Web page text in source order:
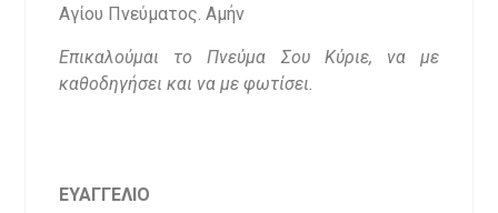
Αγίου Πνεύματος. Αμήν
Επικαλούμαι το Πνεύμα Σου Κύριε, να με
καθοδηγήσει και να με φωτίσει.
ΕΥΑΓΓΕΛΙΟ